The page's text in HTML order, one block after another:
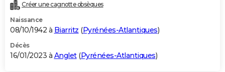
Créer une cagnotte obsèques
Naissance
08/10/1942 à Biarritz (Pyrénées-Atlantiques)
Décès
16/01/2023 à Anglet(Pyrénées-Atlantiques)